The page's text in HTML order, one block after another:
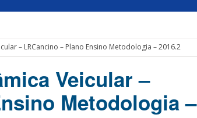
– LRCancino – Plano Ensino Metodologia – 2016.2
Veicular –
Metodologia –